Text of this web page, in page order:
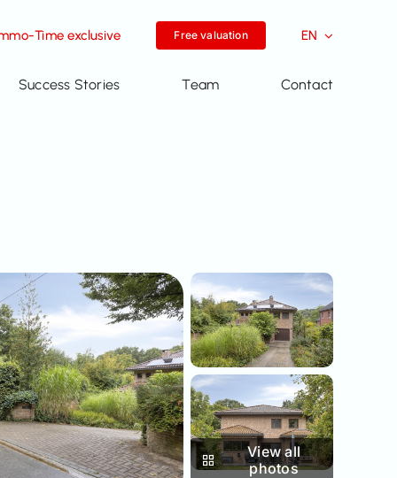
Time exclusive Free valuation EN
Success Stories Team Contact
View all
photos